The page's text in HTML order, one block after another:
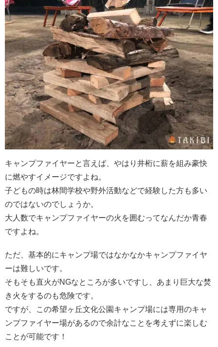
キャンプファイヤーと言えば、やはり井桁に薪を組み豪快
に燃やすイメージですよね。
子どもの時は林間学校や野外活動などで経験した方も多い
のではないのでしょうか。
大人数でキャンプファイヤーの火を囲むってなんだか青春
ですよね。
ただ、基本的にキャンプ場ではなかなかキャンプファイヤ
ーは難しいです。
そもそも直火がNGなところが多いですし、あまり巨大な焚
き火をするのも危険です。
ですが、この希望ヶ丘文化公園キャンプ場には専用のキャ
ンプファイヤー場があるので余計なことを考えずに楽しむ
ことが可能です！